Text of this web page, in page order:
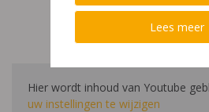
Hier wordt inhoud van Youtube
uw instellingen te wijzigen
Lees meer